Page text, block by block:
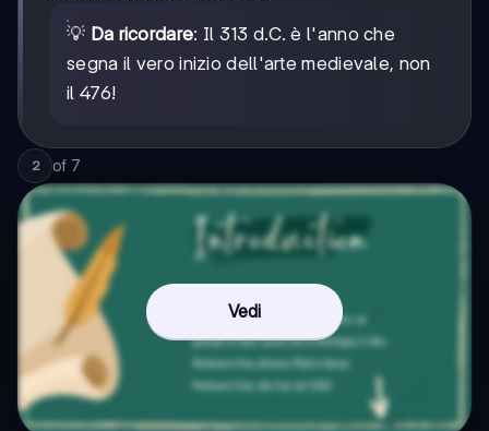
💡 Da ricordare: Il 313 d.C. è l'anno che
segna il vero inizio dell'arte medievale, non
il 476!
2 of 7
Vedi